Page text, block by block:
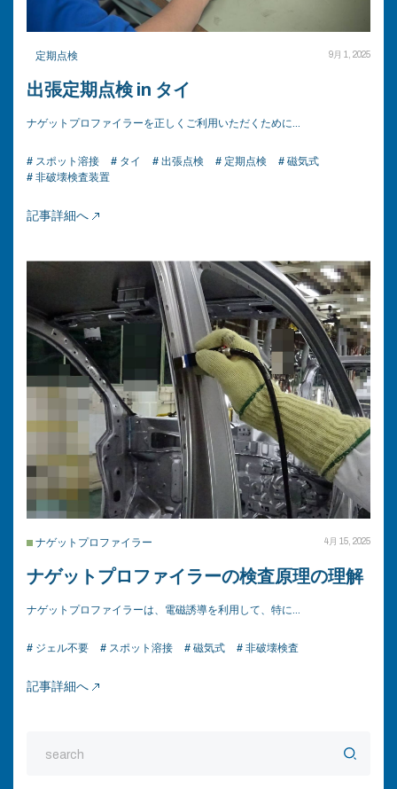
定期点検 9月 1, 2025
出張定期点検 in タイ
ナゲットプロファイラーを正しくご利用いただくために…
# スポット溶接 # タイ # 出張点検 # 定期点検
# 磁気式
# 非破壊検査装置
記事詳細へ
ナゲットプロファイラー 4月 15, 2025
ナゲットプロファイラーの検査原理の理解
ナゲットプロファイラーは、電磁誘導を利用して、特に…
# ジェル不要 # スポット溶接 # 磁気式 # 非破壊検査
記事詳細へ